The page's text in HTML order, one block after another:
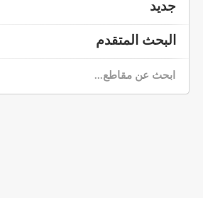
جديد
البحث المتقدم